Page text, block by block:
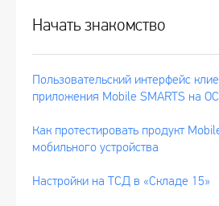
Начать знакомство
Пользовательский интерфейс
приложения Mobile SMARTS на
Как протестировать продукт
мобильного устройства
Настройки на ТСД в «Складе 15»